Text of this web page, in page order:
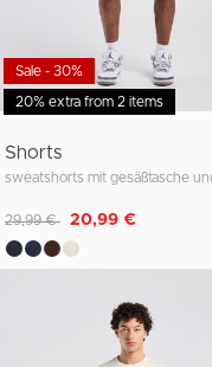
20% extra from 2 items
Sale - 30%
Shorts
Reduziert von
29,99 € auf
20,99 €